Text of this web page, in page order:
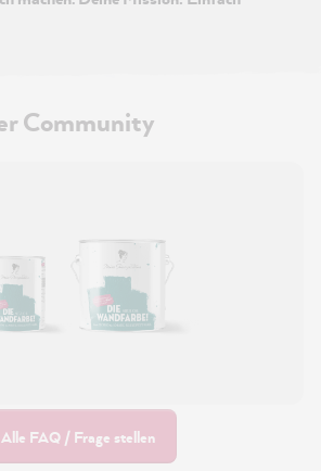
Community
Alle FAQ / Frage stellen